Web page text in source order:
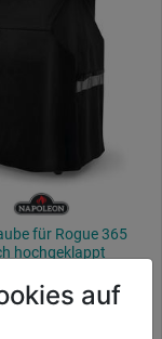
für Rogue 365
hochgeklappt
1.0 (2)
auf